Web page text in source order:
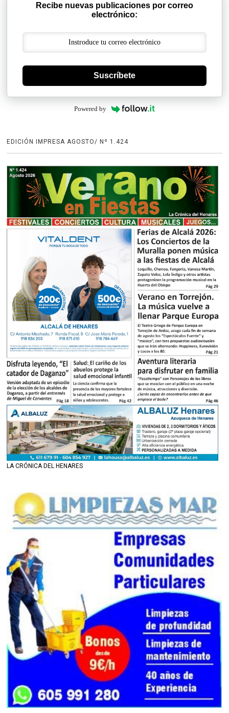
Recibe nuevas publicaciones por correo
electrónico:
Suscríbete
Powered by
EDICIÓN IMPRESA AGOSTO/ Nº 1.424
LA CRÓNICA DEL HENARES